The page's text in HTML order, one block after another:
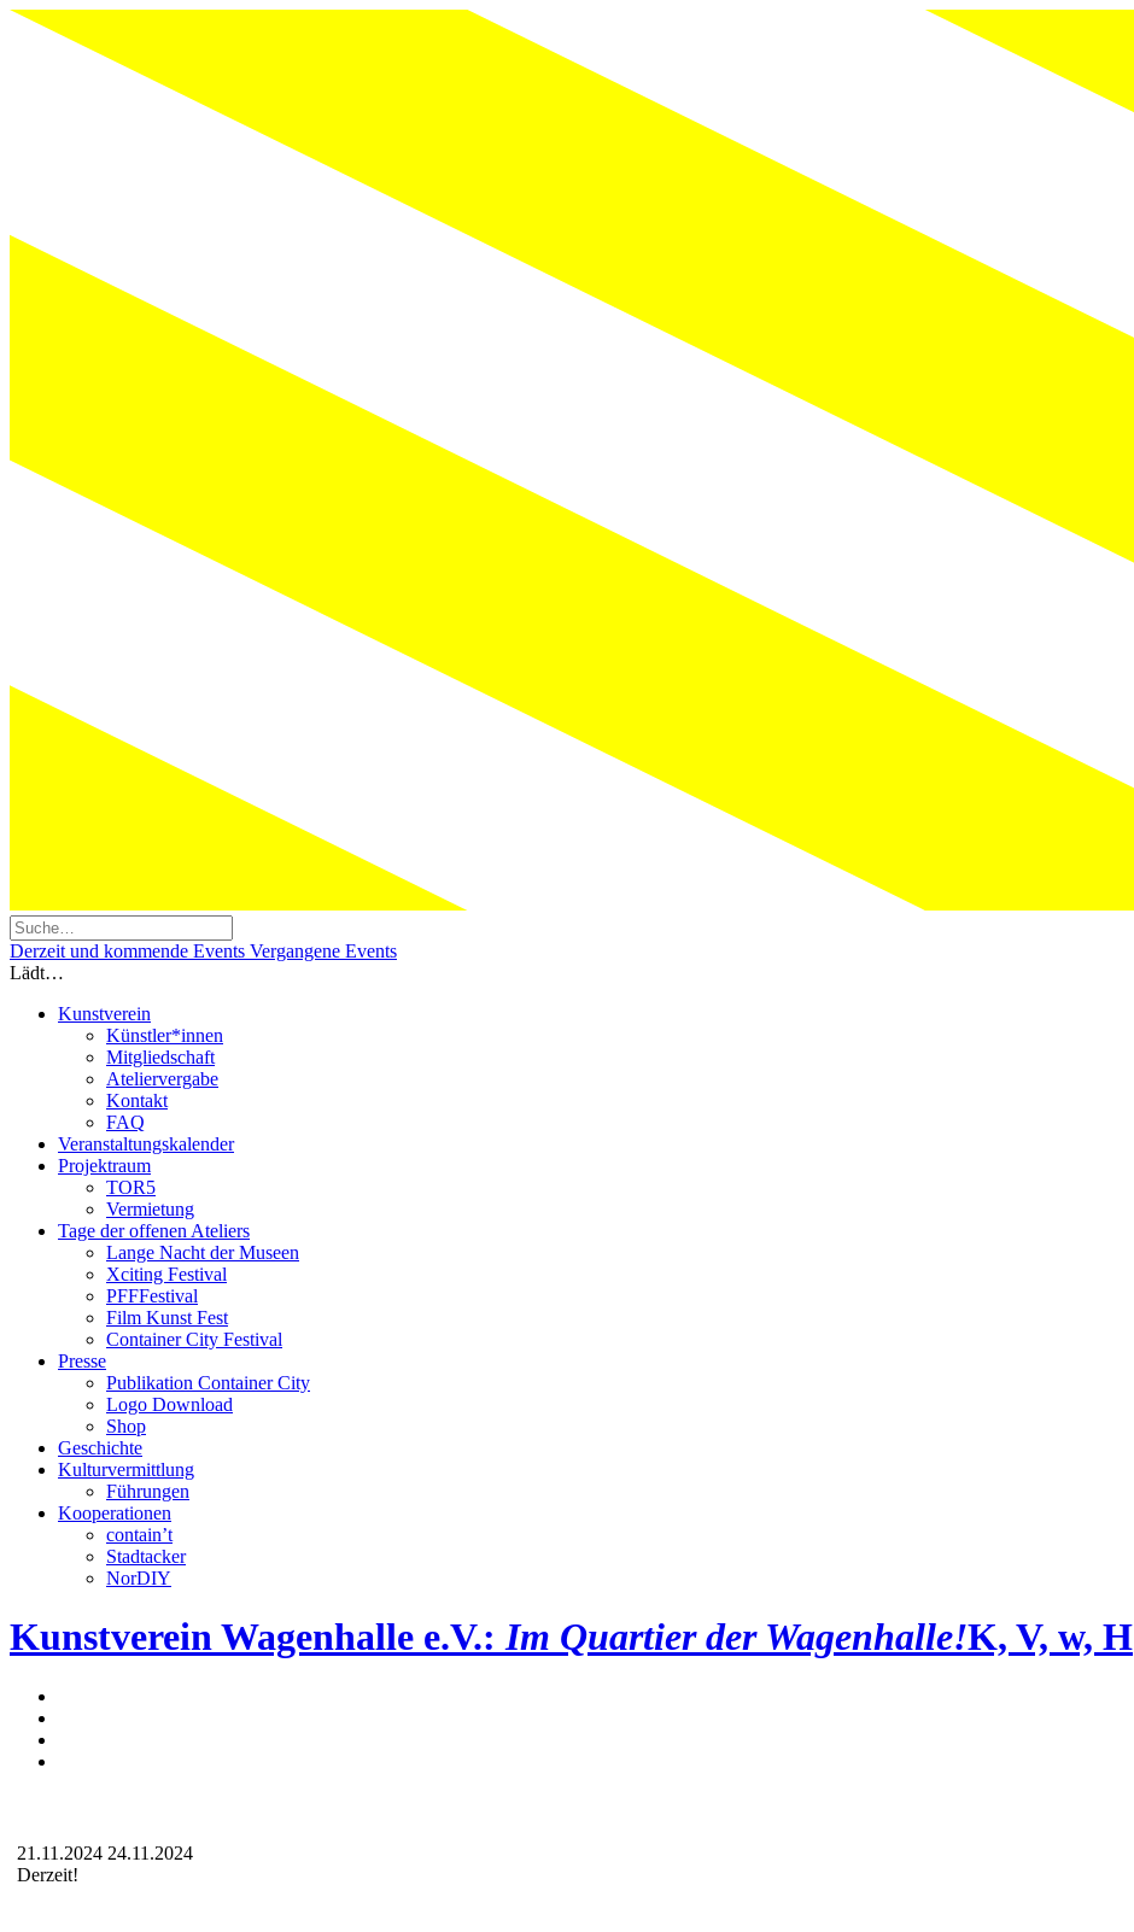
Derzeit und kommende Events Vergangene Events
Lädt…
Kunstverein
Künstler*innen
Mitgliedschaft
Ateliervergabe
Kontakt
FAQ
Veranstaltungskalender
Projektraum
TOR5
Vermietung
Tage der offenen Ateliers
Lange Nacht der Museen
Xciting Festival
PFFFestival
Film Kunst Fest
Container City Festival
Presse
Publikation Container City
Logo Download
Shop
Geschichte
Kulturvermittlung
Führungen
Kooperationen
contain’t
Stadtacker
NorDIY
Kunstverein Wagenhalle e.V.:Im Quartier der Wagenhalle!K, V, w, H
21.11.2024 24.11.2024
Derzeit!